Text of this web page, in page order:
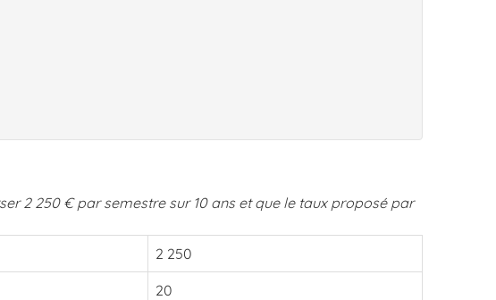
2 250 € par semestre sur 10 ans et que le taux proposé par
2 250
20